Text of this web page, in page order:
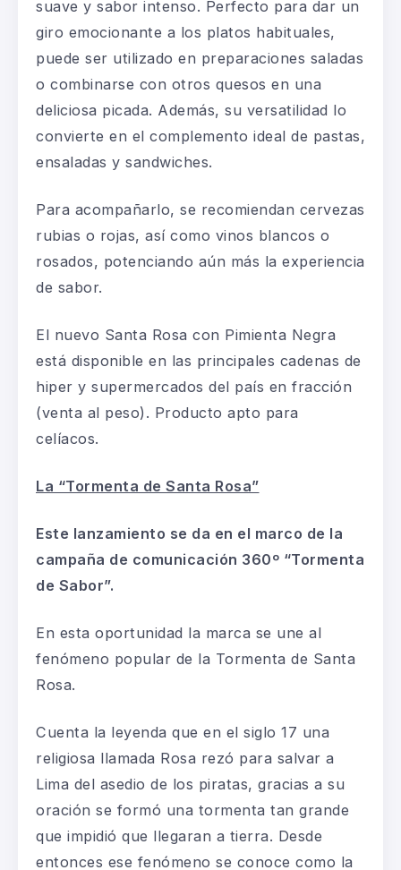
suave y sabor intenso. Perfecto para dar un
giro emocionante a los platos habituales,
puede ser utilizado en preparaciones saladas
o combinarse con otros quesos en una
deliciosa picada. Además, su versatilidad lo
convierte en el complemento ideal de pastas,
ensaladas y sandwiches.
Para acompañarlo, se recomiendan cervezas
rubias o rojas, así como vinos blancos o
rosados, potenciando aún más la experiencia
de sabor.
El nuevo Santa Rosa con Pimienta Negra
está disponible en las principales cadenas de
hiper y supermercados del país en fracción
(venta al peso). Producto apto para
celíacos.
La “Tormenta de Santa Rosa”
Este lanzamiento se da en el marco de la
campaña de comunicación 360º “Tormenta
de Sabor”.
En esta oportunidad la marca se une al
fenómeno popular de la Tormenta de Santa
Rosa.
Cuenta la leyenda que en el siglo 17 una
religiosa llamada Rosa rezó para salvar a
Lima del asedio de los piratas, gracias a su
oración se formó una tormenta tan grande
que impidió que llegaran a tierra. Desde
entonces ese fenómeno se conoce como la